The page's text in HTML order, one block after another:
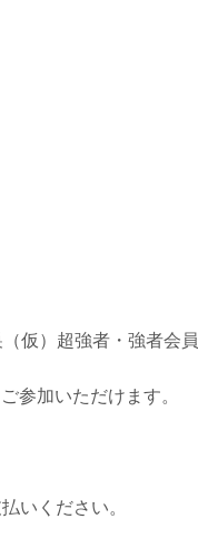
仮）超強者・強者会員
参加いただけます。
いください。